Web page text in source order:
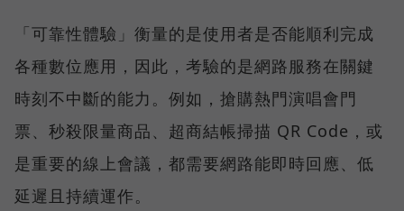
「可靠性體驗」衡量的是使用者是否能順利完成
各種數位應用，因此，考驗的是網路服務在關鍵
時刻不中斷的能力。例如，搶購熱門演唱會門
票、秒殺限量商品、超商結帳掃描 QR Code，或
是重要的線上會議，都需要網路能即時回應、低
延遲且持續運作。